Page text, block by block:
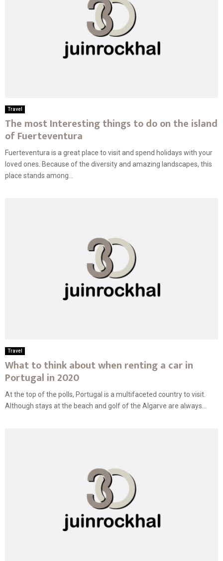
Travel
The most Interesting things to do on the island
of Fuerteventura
Fuerteventura is a great place to visit and spend holidays with your
loved ones. Because of the diversity and amazing landscapes, this
place stands among...
Travel
What to think about when renting a car in
Portugal in 2020
At the top of the polls, Portugal is a multifaceted country to visit.
Although stays at the beach and golf of the Algarve are always...